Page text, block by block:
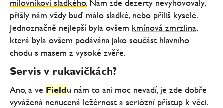
milovníkovi sladkého.Nám zde dezerty nevyhovovaly,
přišly nám vždy buď málo sladké, nebo příliš kyselé.
Jednoznačně nejlepší byla ovšem kmínová zmrzlina,
která byla ovšem podávána jako součást hlavního
chodu s masem z vysoké zvěře.
Servis v rukavičkách?
Ano, a ve Fieldu nám to ani moc nevadí, je zde dobře
vyvážená nenucená ležérnost a seriózní přístup k věci.